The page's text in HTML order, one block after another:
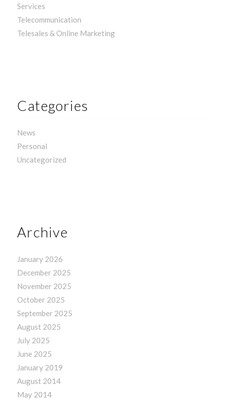
Services
Telecommunication
Telesales & Online Marketing
Categories
News
Personal
Uncategorized
Archive
January 2026
December 2025
November 2025
October 2025
September 2025
August 2025
July 2025
June 2025
January 2019
August 2014
May 2014